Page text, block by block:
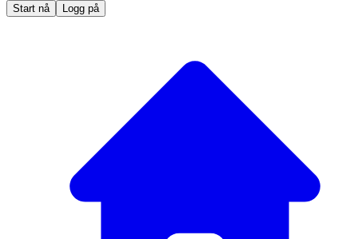
Start nå Logg på